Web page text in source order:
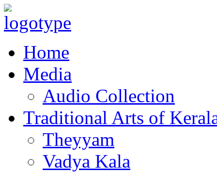
Home
Media
Audio Collection
Traditional Arts of
Theyyam
Vadya Kala